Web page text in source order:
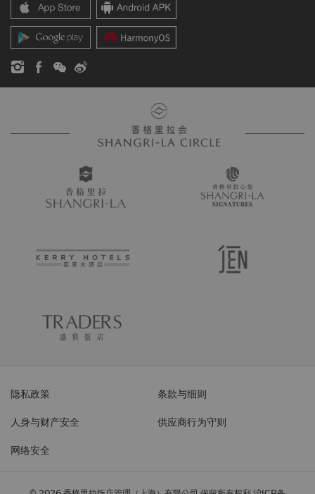
香格里拉公寓
联系方式
新闻稿
隐私政策 条款与细则
人身与财产安全 供应商行为守则
网络安全